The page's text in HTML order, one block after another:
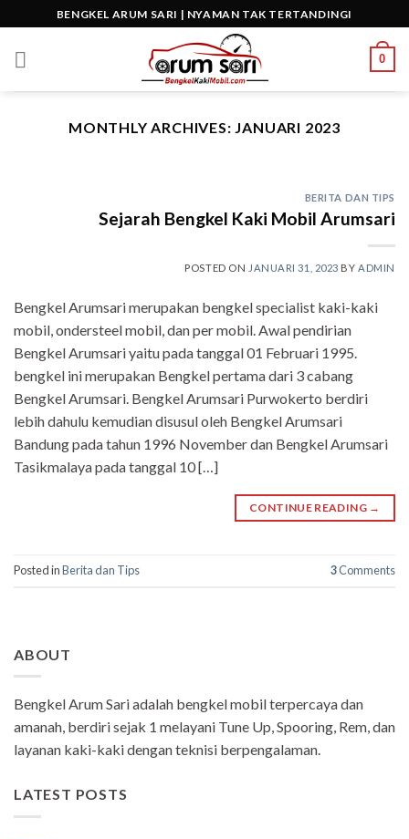
to
content
BENGKEL ARUM SARI | NYAMAN TAK TERTANDINGI
0
MONTHLY ARCHIVES: JANUARI 2023
BERITA DAN TIPS
Sejarah Bengkel Kaki Mobil Arumsari
POSTED ON JANUARI 31, 2023 BY ADMIN
Bengkel Arumsari merupakan bengkel specialist kaki-kaki
mobil, ondersteel mobil, dan per mobil. Awal pendirian
Bengkel Arumsari yaitu pada tanggal 01 Februari 1995.
bengkel ini merupakan Bengkel pertama dari 3 cabang
Bengkel Arumsari. Bengkel Arumsari Purwokerto berdiri
lebih dahulu kemudian disusul oleh Bengkel Arumsari
Bandung pada tahun 1996 November dan Bengkel Arumsari
Tasikmalaya pada tanggal 10 […]
CONTINUE READING →
Posted inBerita dan Tips 3Comments
ABOUT
Bengkel Arum Sari adalah bengkel mobil terpercaya dan
amanah, berdiri sejak 1 melayani Tune Up, Spooring, Rem, dan
layanan kaki-kaki dengan teknisi berpengalaman.
LATEST POSTS